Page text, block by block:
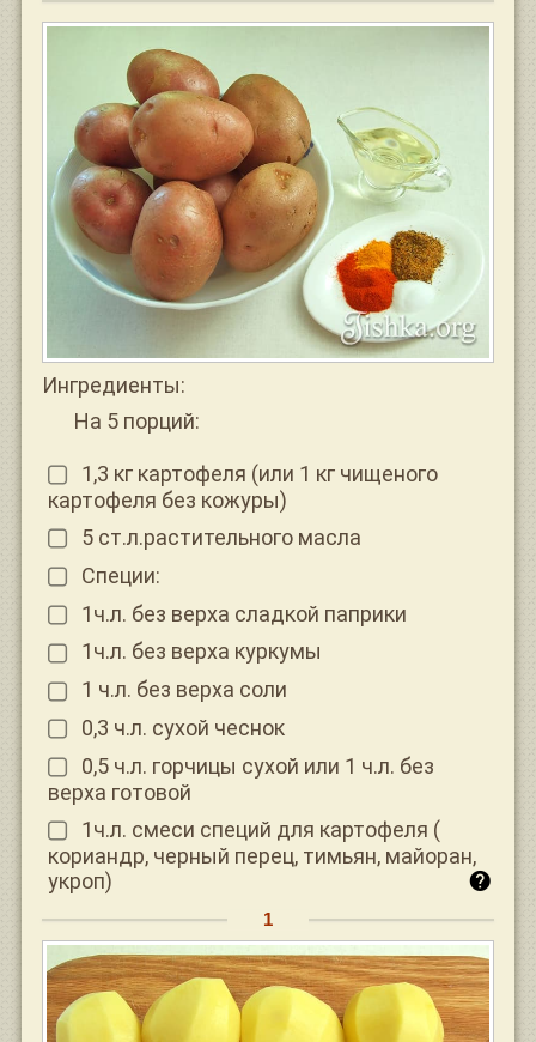
Ингредиенты:
На 5 порций:
1,3 кг картофеля (или 1 кг чищеного
картофеля без кожуры)
5 ст.л.растительного масла
Специи:
1ч.л. без верха сладкой паприки
1ч.л. без верха куркумы
1 ч.л. без верха соли
0,3 ч.л. сухой чеснок
0,5 ч.л. горчицы сухой или 1 ч.л. без
верха готовой
1ч.л. смеси специй для картофеля (
кориандр, черный перец, тимьян, майоран,
укроп)